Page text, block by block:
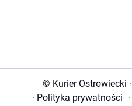
© Kurier Ostrowiecki ·
· Polityka prywatności ·